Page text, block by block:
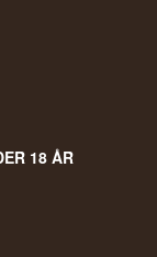
18 ÅR